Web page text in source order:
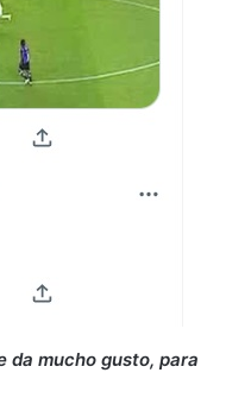
da mucho gusto, para